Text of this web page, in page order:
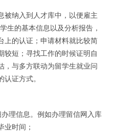
被纳入到人才库中，以便雇主
生的基本信息以及分析报告，
上的认证；申请材料就比较简
较短；寻找工作的时候证明自
，与多方联动为留学生就业问
证方式。
理信息。例如办理留信网入库
业时间；